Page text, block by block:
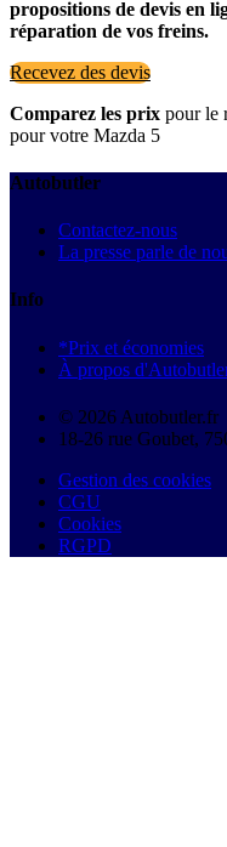
propositions de devis en
réparation de vos freins.
Recevez des devis
Comparez les prix pour le
pour votre Mazda 5
Autobutler
Contactez-nous
La presse parle de
Info
*Prix et économies
À propos
© 2026 Autobutler.fr
18-26 rue Goubet,
Gestion des cookies
CGU
Cookies
RGPD